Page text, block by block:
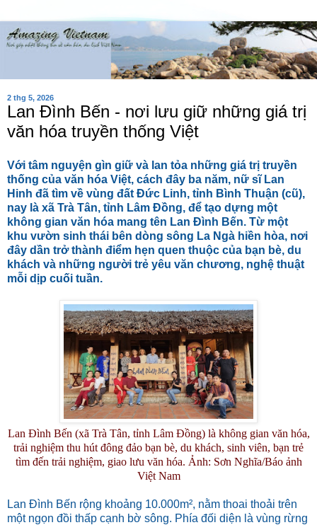
2 thg 5, 2026
Lan Đình Bến - nơi lưu giữ những giá trị
văn hóa truyền thống Việt
Với tâm nguyện gìn giữ và lan tỏa những giá trị truyền
thống của văn hóa Việt, cách đây ba năm, nữ sĩ Lan
Hinh đã tìm về vùng đất Đức Linh, tỉnh Bình Thuận (cũ),
nay là xã Trà Tân, tỉnh Lâm Đồng, để tạo dựng một
không gian văn hóa mang tên Lan Đình Bến. Từ một
khu vườn sinh thái bên dòng sông La Ngà hiền hòa, nơi
đây dần trở thành điểm hẹn quen thuộc của bạn bè, du
khách và những người trẻ yêu văn chương, nghệ thuật
mỗi dịp cuối tuần.
Lan Đình Bến (xã Trà Tân, tỉnh Lâm Đồng) là không gian văn hóa,
trải nghiệm thu hút đông đảo bạn bè, du khách, sinh viên, bạn trẻ
tìm đến trải nghiệm, giao lưu văn hóa. Ảnh: Sơn Nghĩa/Báo ảnh
Việt Nam
Lan Đình Bến rộng khoảng 10.000m², nằm thoai thoải trên
một ngọn đồi thấp cạnh bờ sông. Phía đối diện là vùng rừng